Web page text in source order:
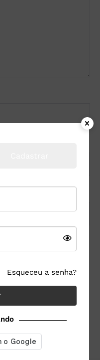
reduzir spam.Saiba
são processados
Esqueceu a senha?